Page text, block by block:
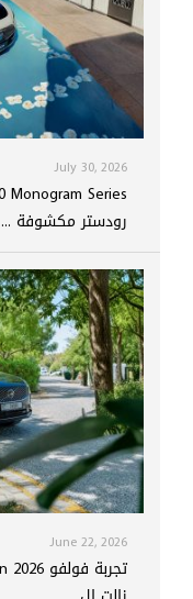
July 30, 2026
رودستر مكشوفة ...
June 22, 2026